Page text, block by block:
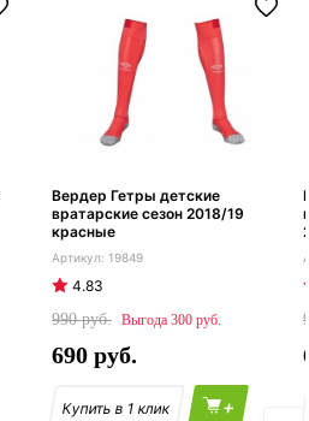
Вердер Гетры детские
вратарские сезон 2018/19
красные
19849
4.83
990
300
690
+